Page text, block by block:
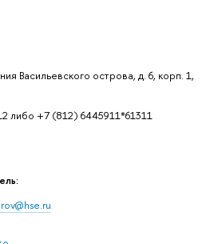
Васильевского острова, д. 6, корп. 1,
либо +7 (812) 6445911*61311